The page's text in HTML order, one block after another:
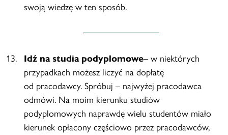
swoją wiedzę w ten sposób.
Idź na studia podyplomowe– w niektórych
przypadkach możesz liczyć na dopłatę
od pracodawcy. Spróbuj – najwyżej pracodawca
odmówi. Na moim kierunku studiów
podyplomowych naprawdę wielu studentów miało
kierunek opłacony częściowo przez pracodawców,